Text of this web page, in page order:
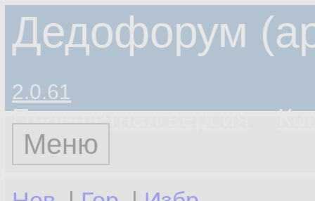
Дедофорум
2.0.61
Планшетная версия
Меню